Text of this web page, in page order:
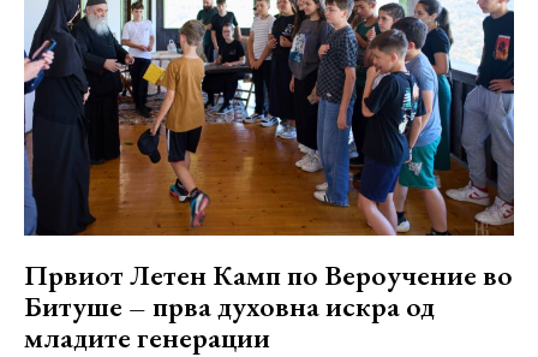
Првиот Летен Камп по Вероучение во
Битуше – прва духовна искра од
младите генерации